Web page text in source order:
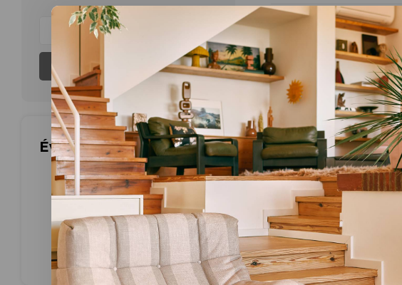
S'abonner
Évaluations
Aucun produit n'a été trouvé...